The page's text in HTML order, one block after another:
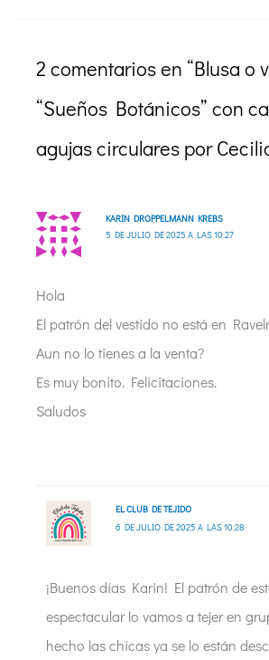
2 comentarios en “Blusa o
“Sueños Botánicos” con
agujas circulares por
KARIN DROPPELMANN KREBS
5 DE JULIO DE 2025 A LAS 10:27
Hola
El patrón del vestido no está en
Aun no lo tienes a la venta?
Es muy bonito. Felicitaciones.
Saludos
EL CLUB DE TEJIDO
6 DE JULIO DE 2025 A LAS 10:28
¡Buenos días Karin! El patrón de
espectacular lo vamos a tejer en
hecho las chicas ya se lo están